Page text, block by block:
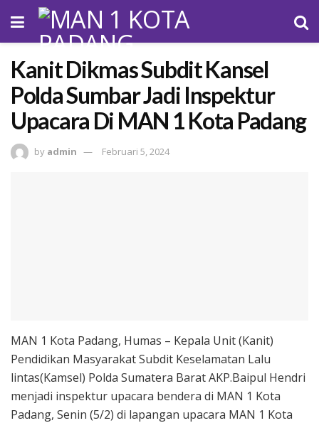
Kanit Dikmas Subdit Kansel
Polda Sumbar Jadi Inspektur
Upacara Di MAN 1 Kota Padang
by admin Februari 5, 2024
MAN 1 Kota Padang, Humas – Kepala Unit (Kanit)
Pendidikan Masyarakat Subdit Keselamatan Lalu
lintas(Kamsel) Polda Sumatera Barat AKP.Baipul Hendri
menjadi inspektur upacara bendera di MAN 1 Kota
Padang, Senin (5/2) di lapangan upacara MAN 1 Kota